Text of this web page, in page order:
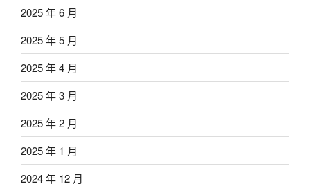
2025 年 6 月
2025 年 5 月
2025 年 4 月
2025 年 3 月
2025 年 2 月
2025 年 1 月
2024 年 12 月